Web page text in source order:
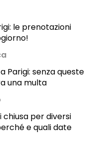
le prenotazioni
Parigi: senza queste
una multa
per diversi
e quali date